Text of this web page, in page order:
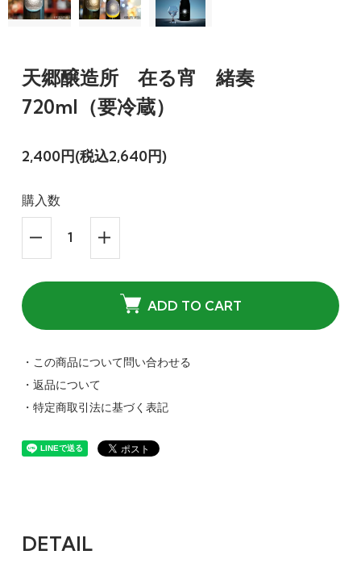
天郷醸造所 在る宵 緒奏
720ml（要冷蔵）
2,400円(税込2,640円)
購入数
ADD TO CART
・この商品について問い合わせる
・返品について
・特定商取引法に基づく表記
DETAIL